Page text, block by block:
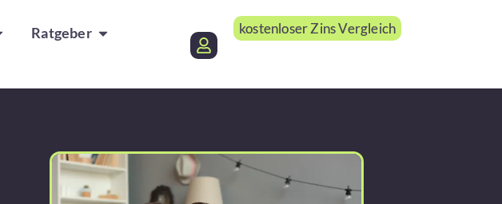
Ratgeber kostenloser Zins Vergleich